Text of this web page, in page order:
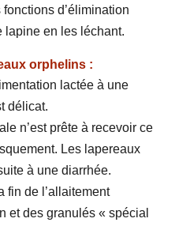
d’élimination
lapine en les léchant.
orphelins :
lactée à une
délicat.
n’est prête à recevoir ce
Les lapereaux
à une diarrhée.
fin de l’allaitement
et des granulés « spécial